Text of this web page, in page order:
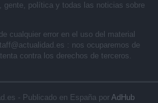
gente, política y todas las noticias sobre
cualquier error en el uso del material
: nos ocuparemos de
contra los derechos de terceros.
- Publicado en España por AdHub